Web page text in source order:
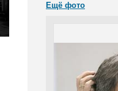
Ещё фото